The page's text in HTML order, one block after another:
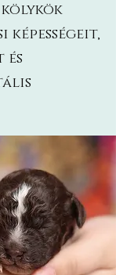
képességeit,
és